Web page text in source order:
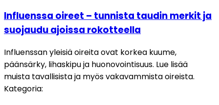
Influenssa oireet – tunnista taudin merkit ja
suojaudu ajoissa rokotteella
Influenssan yleisiä oireita ovat korkea kuume,
päänsärky, lihaskipu ja huonovointisuus. Lue lisää
muista tavallisista ja myös vakavammista oireista.
Kategoria: